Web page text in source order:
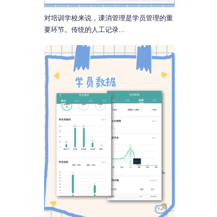
对培训学校来说，课消管理是学员管理的重
要环节。传统的人工记录...